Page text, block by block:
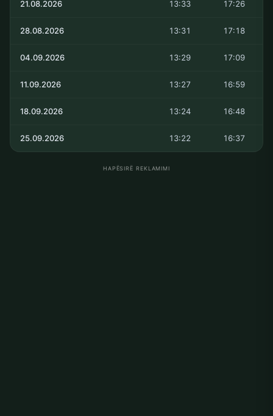
21.08.2026 13:33 17:26
28.08.2026 13:31 17:18
04.09.2026 13:29 17:09
11.09.2026 13:27 16:59
18.09.2026 13:24 16:48
25.09.2026 13:22 16:37
HAPËSIRË REKLAMIMI